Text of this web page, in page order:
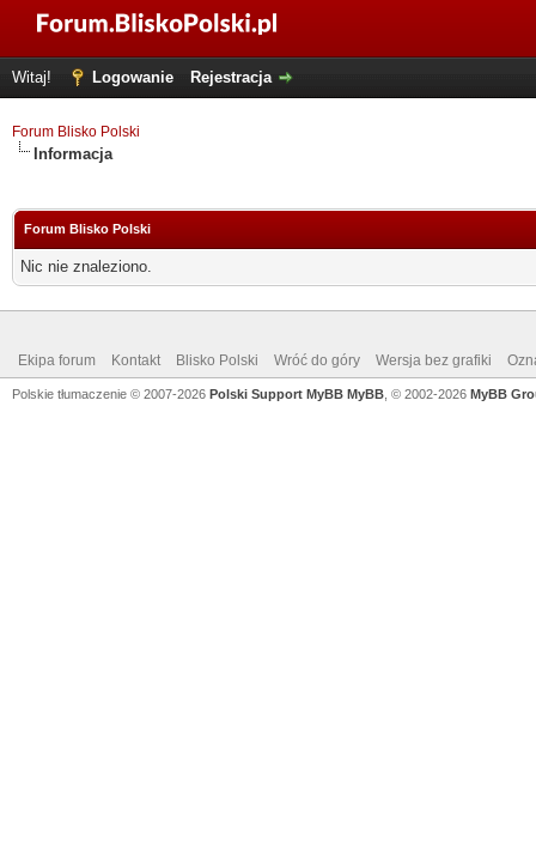
Witaj! Logowanie Rejestracja
Forum Blisko Polski
Informacja
Forum Blisko Polski
Nic nie znaleziono.
Ekipa forum Kontakt Blisko Polski Wróć do góry Wersja bez grafiki
Polskie tłumaczenie © 2007-2026 Polski Support MyBB MyBB , © 2002-2026 MyBB